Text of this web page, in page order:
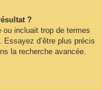
?
ou incluait trop de termes
d’être plus précis
la recherche avancée.